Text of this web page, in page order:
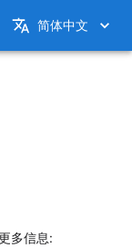
简体中文
多信息: